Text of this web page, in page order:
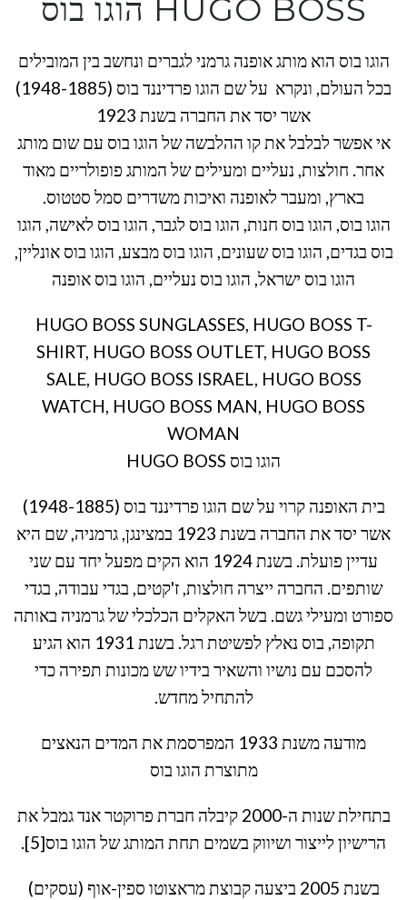
HUGO BOSS הוגו בוס
הוגו בוס הוא מותג אופנה גרמני לגברים ונחשב בין המובילים
בכל העולם, ונקרא על שם הוגו פרדיננד בוס (1948-1885)
אשר יסד את החברה בשנת 1923
אי אפשר לבלבל את קו ההלבשה של הוגו בוס עם שום מותג
אחר. חולצות, נעליים ומעילים של המותג פופולריים מאוד
בארץ, ומעבר לאופנה ואיכות משדרים סמל סטטוס.
הוגו בוס, הוגו בוס חנות, הוגו בוס לגבר, הוגו בוס לאישה, הוגו
בוס בגדים, הוגו בוס שעונים, הוגו בוס מבצע, הוגו בוס אונליין,
הוגו בוס ישראל, הוגו בוס נעליים, הוגו בוס אופנה
HUGO BOSS SUNGLASSES, HUGO BOSS T-
SHIRT, HUGO BOSS OUTLET, HUGO BOSS
SALE, HUGO BOSS ISRAEL, HUGO BOSS
WATCH, HUGO BOSS MAN, HUGO BOSS
WOMAN
הוגו בוס HUGO BOSS
בית האופנה קרוי על שם הוגו פרדיננד בוס (1948-1885)
אשר יסד את החברה בשנת 1923 במצינגן, גרמניה, שם היא
עדיין פועלת. בשנת 1924 הוא הקים מפעל יחד עם שני
שותפים. החברה ייצרה חולצות, ז'קטים, בגדי עבודה, בגדי
ספורט ומעילי גשם. בשל האקלים הכלכלי של גרמניה באותה
תקופה, בוס נאלץ לפשיטת רגל. בשנת 1931 הוא הגיע
להסכם עם נושיו והשאיר בידיו שש מכונות תפירה כדי
להתחיל מחדש.
מודעה משנת 1933 המפרסמת את המדים הנאצים
מתוצרת הוגו בוס
בתחילת שנות ה-2000 קיבלה חברת פרוקטר אנד גמבל את
הרישיון לייצור ושיווק בשמים תחת המותג של הוגו בוס[5].
בשנת 2005 ביצעה קבוצת מראצוטו ספין-אוף (עסקים)